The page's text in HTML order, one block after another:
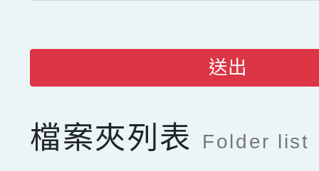
送出
檔案夾列表 Folder list